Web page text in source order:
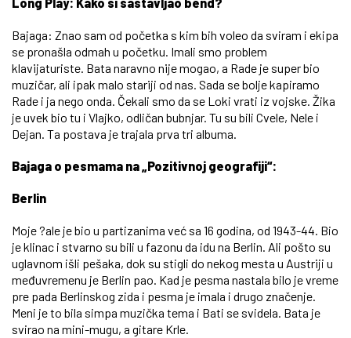
Bajaga: Znao sam od početka s kim bih voleo da sviram i ekipa
se pronašla odmah u početku. Imali smo problem
klavijaturiste. Bata naravno nije mogao, a Rade je super bio
muzičar, ali ipak malo stariji od nas. Sada se bolje kapiramo
Rade i ja nego onda. Čekali smo da se Loki vrati iz vojske. Žika
je uvek bio tu i Vlajko, odličan bubnjar. Tu su bili Cvele, Nele i
Dejan. Ta postava je trajala prva tri albuma.
Bajaga o pesmama na „Pozitivnoj geografiji“:
Berlin
Moje ?ale je bio u partizanima već sa 16 godina, od 1943-44. Bio
je klinac i stvarno su bili u fazonu da idu na Berlin. Ali pošto su
uglavnom išli pešaka, dok su stigli do nekog mesta u Austriji u
međuvremenu je Berlin pao. Kad je pesma nastala bilo je vreme
pre pada Berlinskog zida i pesma je imala i drugo značenje.
Meni je to bila simpa muzička tema i Bati se svidela. Bata je
svirao na mini-mugu, a gitare Krle.